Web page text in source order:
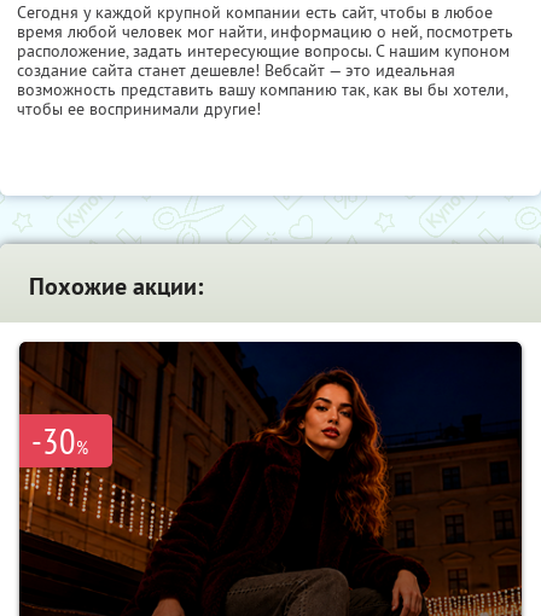
Сегодня у каждой крупной компании есть сайт, чтобы в любое
время любой человек мог найти, информацию о ней, посмотреть
расположение, задать интересующие вопросы. С нашим купоном
создание сайта станет дешевле! Вебсайт — это идеальная
возможность представить вашу компанию так, как вы бы хотели,
чтобы ее воспринимали другие!
Похожие акции:
-30%